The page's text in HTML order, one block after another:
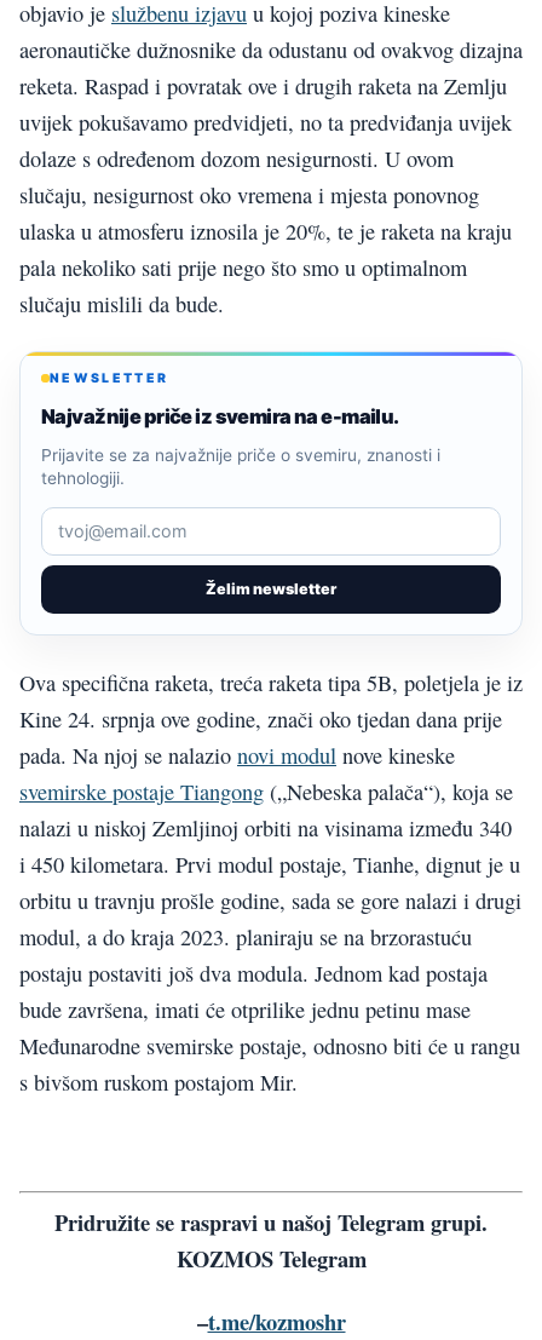
objavio je službenu izjavu u kojoj poziva kineske
aeronautičke dužnosnike da odustanu od ovakvog dizajna
reketa. Raspad i povratak ove i drugih raketa na Zemlju
uvijek pokušavamo predvidjeti, no ta predviđanja uvijek
dolaze s određenom dozom nesigurnosti. U ovom
slučaju, nesigurnost oko vremena i mjesta ponovnog
ulaska u atmosferu iznosila je 20%, te je raketa na kraju
pala nekoliko sati prije nego što smo u optimalnom
slučaju mislili da bude.
NEWSLETTER
Najvažnije priče iz svemira na e-mailu.
Želim newsletter
Prijavite se za najvažnije priče o svemiru, znanosti i
tehnologiji.
Ova specifična raketa, treća raketa tipa 5B, poletjela je iz
Kine 24. srpnja ove godine, znači oko tjedan dana prije
pada. Na njoj se nalazio novi modul nove kineske
svemirske postaje Tiangong („Nebeska palača“), koja se
nalazi u niskoj Zemljinoj orbiti na visinama između 340
i 450 kilometara. Prvi modul postaje, Tianhe, dignut je u
orbitu u travnju prošle godine, sada se gore nalazi i drugi
modul, a do kraja 2023. planiraju se na brzorastuću
postaju postaviti još dva modula. Jednom kad postaja
bude završena, imati će otprilike jednu petinu mase
Međunarodne svemirske postaje, odnosno biti će u rangu
s bivšom ruskom postajom Mir.
Pridružite se raspravi u našoj Telegram grupi.
KOZMOS Telegram
–t.me/kozmoshr